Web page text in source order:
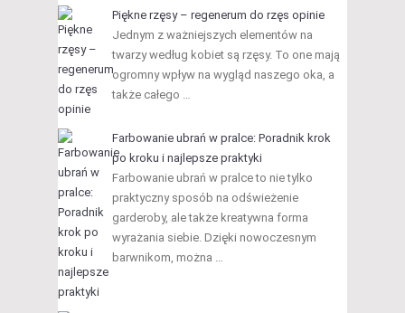
Piękne rzęsy – regenerum do rzęs opinie
Jednym z ważniejszych elementów na
twarzy według kobiet są rzęsy. To one mają
ogromny wpływ na wygląd naszego oka, a
także całego …
Farbowanie ubrań w pralce: Poradnik krok
po kroku i najlepsze praktyki
Farbowanie ubrań w pralce to nie tylko
praktyczny sposób na odświeżenie
garderoby, ale także kreatywna forma
wyrażania siebie. Dzięki nowoczesnym
barwnikom, można …